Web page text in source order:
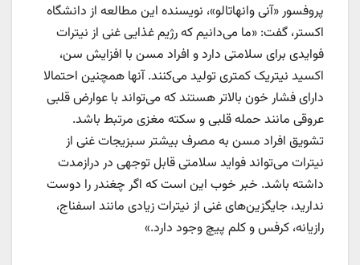
پروفسور «آنی وانهاتالو»، نویسنده این مطالعه از دانشگاه
اکستر، گفت: «ما می‌دانیم که رژیم غذایی غنی از نیترات
فوایدی برای سلامتی دارد و افراد مسن با افزایش سن،
اکسید نیتریک کمتری تولید می‌کنند. آنها همچنین احتمالا
دارای فشار خون بالاتر هستند که می‌تواند با عوارض قلبی
عروقی مانند حمله قلبی و سکته مغزی مرتبط باشد.
تشویق افراد مسن به مصرف بیشتر سبزیجات غنی از
نیترات می‌تواند فواید سلامتی قابل توجهی در درازمدت
داشته باشد. خبر خوب این است که اگر چغندر را دوست
ندارید، جایگزین‌های غنی از نیترات زیادی مانند اسفناج،
رازیانه، کرفس و کلم پیچ وجود دارد.»